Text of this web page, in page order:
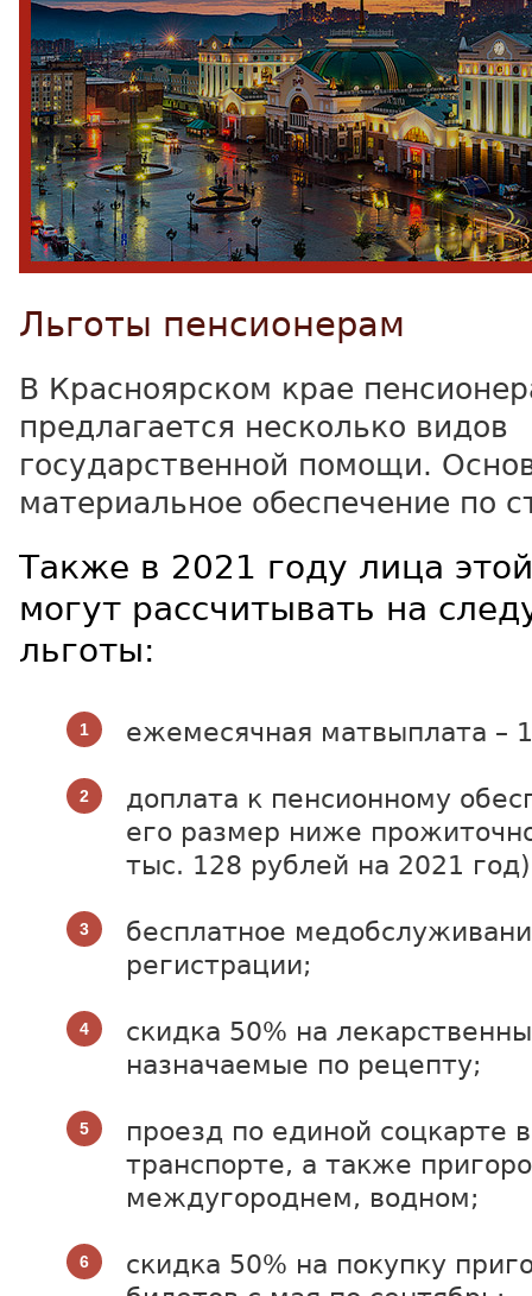
Льготы пенсионерам
В Красноярском крае
предлагается несколько видов
государственной помощи.
материальное обеспечение по
Также в 2021 году лица
могут рассчитывать на
льготы:
ежемесячная матвыплата –
доплата к пенсионному
его размер ниже
тыс. 128 рублей на 2021
бесплатное
регистрации;
скидка 50% на
назначаемые по рецепту;
проезд по единой соцкарте
транспорте, а также
междугороднем, водном;
скидка 50% на покупку